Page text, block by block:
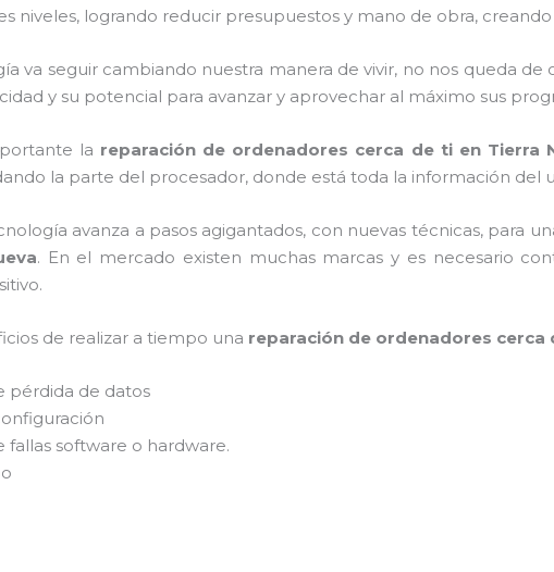
niveles, logrando reducir presupuestos y mano de obra,
va seguir cambiando nuestra manera de vivir, no nos queda
y su potencial para avanzar y aprovechar al máximo sus
la reparación de ordenadores cerca de ti en Tierra
la parte del procesador, donde está toda la información del
avanza a pasos agigantados, con nuevas técnicas, para
. En el mercado existen muchas marcas y es necesario
de realizar a tiempo una reparación de ordenadores cerca
pérdida de datos
fallas software o hardware.